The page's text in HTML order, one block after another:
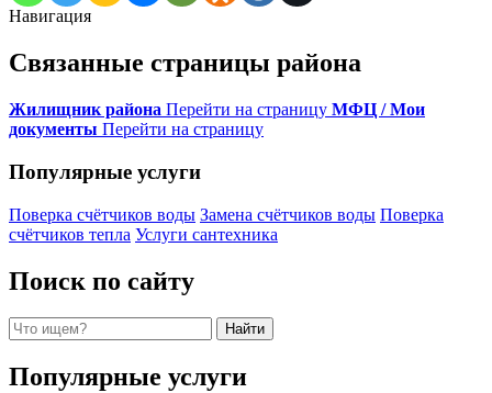
Навигация
Связанные страницы района
Жилищник района Перейти на страницу МФЦ / Мои
документы Перейти на страницу
Популярные услуги
Поверка счётчиков воды Замена счётчиков воды Поверка
счётчиков тепла Услуги сантехника
Поиск по сайту
Поиск Найти
Популярные услуги